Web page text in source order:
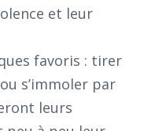
et leur
favoris : tirer
s’immoler par
leurs